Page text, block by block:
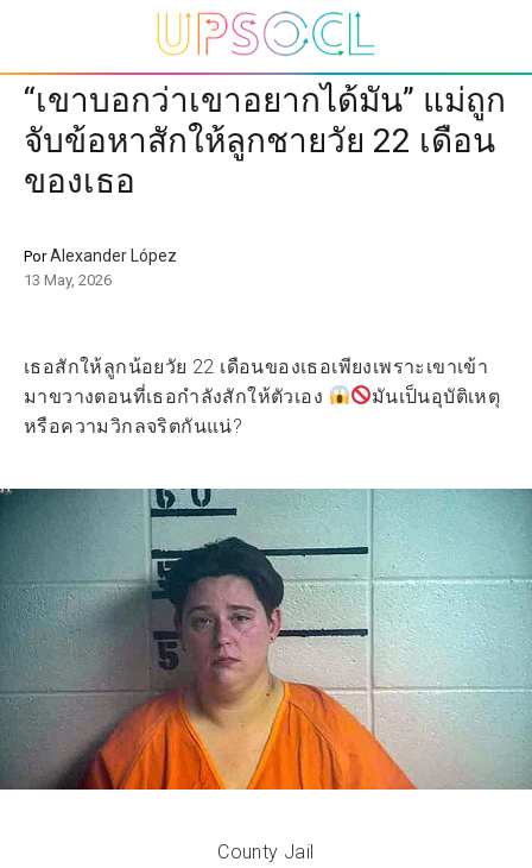
“เขาบอกว่าเขาอยากได้มัน” แม่ถูก
จับข้อหาสักให้ลูกชายวัย 22 เดือน
ของเธอ
PorAlexander López
13 May, 2026
เธอสักให้ลูกน้อยวัย 22 เดือนของเธอเพียงเพราะเขาเข้า
มาขวางตอนที่เธอกำลังสักให้ตัวเอง
มันเป็นอุบัติเหตุ
หรือความวิกลจริตกันแน่?
County Jail